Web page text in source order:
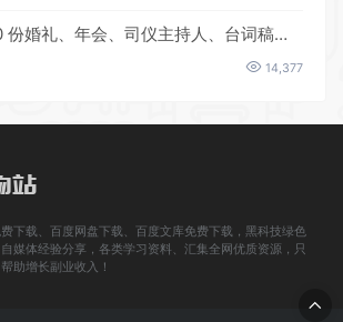
会、司仪主持人、台词稿、节日生日、晚会、开场、开场白素材
14,377
下载、百度网盘下载、百度文库免费下载，黑科技绿色
媒体经验分享，各类学习资料、汇集全网优质资源，只
助增长副业收入！